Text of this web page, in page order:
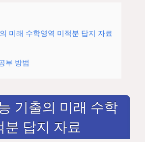
미래 수학영역 미적분 답지 자료
부 방법
기출의 미래 수학
분 답지 자료